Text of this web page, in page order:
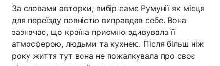
За словами авторки, вибір саме Румунії як місця
для переїзду повністю виправдав себе. Вона
зазначає, що країна приємно здивувала її
атмосферою, людьми та кухнею. Після більш ніж
року життя тут вона не пожалкувала про своє